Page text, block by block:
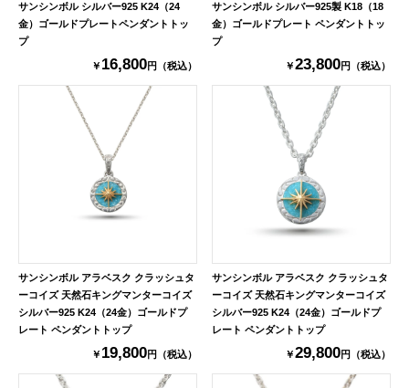
サンシンボル シルバー925 K24（24
金）ゴールドプレートペンダントトッ
プ
￥ 16,800円（税込）
サンシンボル シルバー925製 K18（18
金）ゴールドプレート ペンダントトッ
プ
￥23,800円（税込）
サンシンボル アラベスク クラッシュタ
ーコイズ 天然石キングマンターコイズ
シルバー925 K24（24金）ゴールドプ
レート ペンダントトップ
￥ 19,800円（税込）
サンシンボル アラベスク クラッシュタ
ーコイズ 天然石キングマンターコイズ
シルバー925 K24（24金）ゴールドプ
レート ペンダントトップ
￥29,800円（税込）